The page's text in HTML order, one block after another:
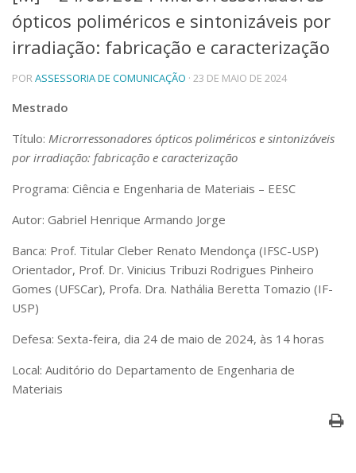
Telefones e Mapas
Pessoas
Ensino
Graduação
Educação a distância
Pesquisa e Inovação
Centros, Núcleos e Projetos em Rede
Iniciação Científica
Transferência de Tecnologia
Empresas Juniores
Extensão à Comunidade
Museus e Espaços Interativos
Serviços
Bibliotecas
ópticos poliméricos e sintonizáveis por
irradiação: fabricação e caracterização
PORASSESSORIA DE COMUNICAÇÃO · 23 DE MAIO DE 2024
Mestrado
Título: Microrressonadores ópticos poliméricos e sintonizáveis
por irradiação: fabricação e caracterização
Programa: Ciência e Engenharia de Materiais – EESC
Autor: Gabriel Henrique Armando Jorge
Banca: Prof. Titular Cleber Renato Mendonça (IFSC-USP)
Orientador, Prof. Dr. Vinicius Tribuzi Rodrigues Pinheiro
Gomes (UFSCar), Profa. Dra. Nathália Beretta Tomazio (IF-
USP)
Defesa: Sexta-feira, dia 24 de maio de 2024, às 14 horas
Local: Auditório do Departamento de Engenharia de
Materiais